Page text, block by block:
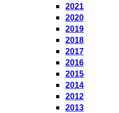
2021
2020
2019
2018
2017
2016
2015
2014
2012
2013